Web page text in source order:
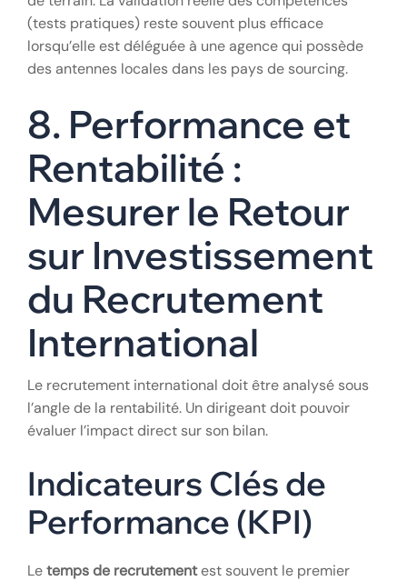
(tests pratiques) reste souvent plus efficace
lorsqu’elle est déléguée à une agence qui possède
des antennes locales dans les pays de sourcing.
8. Performance et
Rentabilité :
Mesurer le Retour
sur Investissement
du Recrutement
International
Le recrutement international doit être analysé sous
l’angle de la rentabilité. Un dirigeant doit pouvoir
évaluer l’impact direct sur son bilan.
Indicateurs Clés de
Performance (KPI)
Letemps de recrutementest souvent le premier